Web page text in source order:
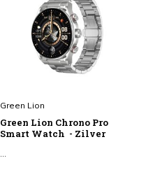
Green Lion
Green Lion Chrono Pro
Smart Watch - Zilver